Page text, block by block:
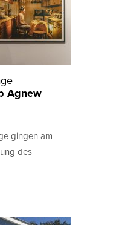
Agnew
gingen am
des